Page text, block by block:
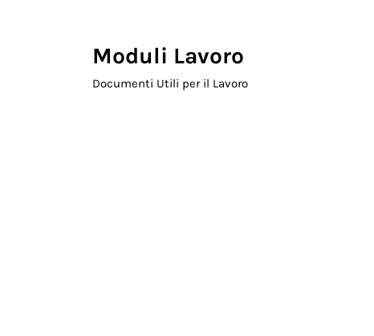
Moduli Lavoro
Documenti Utili per il Lavoro